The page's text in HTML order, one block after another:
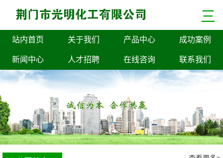
三
站内首页 关于我们 产品中心 成功案例
新闻中心 人才招聘 在线咨询 联系我们